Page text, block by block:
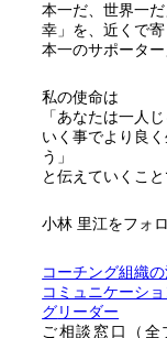
本一だ、世界一
幸」を、近くで
本一のサポーター
私の使命は
「あなたは一人
いく事でより良
う」
と伝えていくこと
小林 里江をフォ
コーチング組織
コミュニケーショ
グ リーダー
ご相談窓口（全